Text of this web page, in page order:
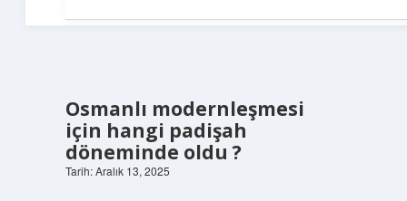
Osmanlı modernleşmesi
için hangi padişah
döneminde oldu ?
Tarih: Aralık 13, 2025